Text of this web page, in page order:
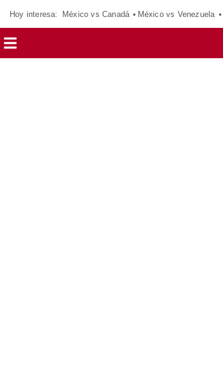
Hoy interesa: México vs Canadá México vs Venezuela